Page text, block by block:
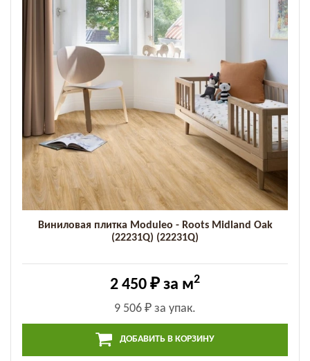
Виниловая плитка Moduleo - Roots Midland Oak
(22231Q) (22231Q)
2 450 ₽ за м2
9 506 ₽ за упак.
ДОБАВИТЬ В КОРЗИНУ